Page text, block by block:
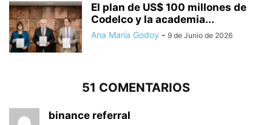
El plan de US$ 100 millones de
Codelco y la academia...
Ana María Godoy - 9 de Junio de 2026
51 COMENTARIOS
binance referral